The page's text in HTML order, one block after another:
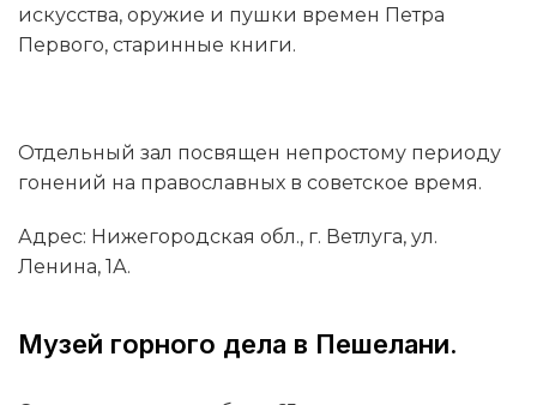
искусства, оружие и пушки времен Петра
Первого, старинные книги.
Отдельный зал посвящен непростому периоду
гонений на православных в советское время.
Адрес: Нижегородская обл., г. Ветлуга, ул.
Ленина, 1А.
Музей горного дела в Пешелани.